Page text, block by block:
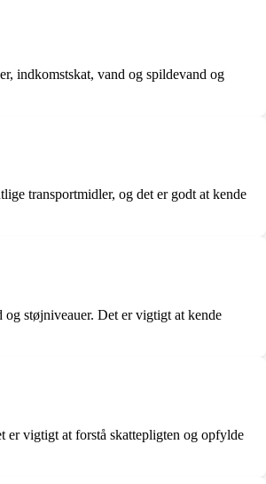
indkomstskat, vand og spildevand og
transportmidler, og det er godt at kende
støjniveauer. Det er vigtigt at kende
er vigtigt at forstå skattepligten og opfylde